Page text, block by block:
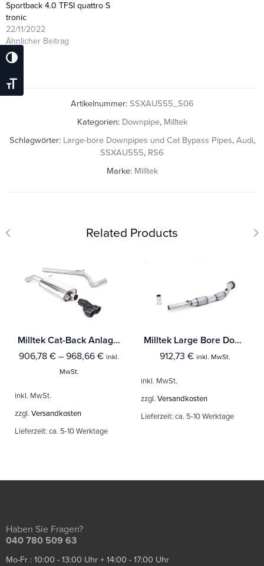
Umschalten Auf Hohe Kontraste
Schrift Vergrößern
Sportback 4.0 TFSI quattro S
tronic
22/11/2022
Ähnlicher Beitrag
Artikelnummer: SSXAU555_506
Kategorien: Downpipe, Milltek
Schlagwörter: Large-bore Downpipes und Cat Bypass Pipes, Audi,
SSXAU555, RS6
Marke: Milltek
Related Products
Milltek Cat-Back Anlage Audi A1 1.4 TFSI S line 150PS ACT
906,78 € – 968,66 € inkl.
MwSt.
inkl. MwSt.
zzgl. Versandkosten
Lieferzeit: ca. 5-10 Werktage
Milltek Large Bore Downpipe und Hi-Flow Sports Cat Audi A3 1.8T 2WD 3 & 5-Türer
912,73 € inkl. MwSt.
inkl. MwSt.
zzgl. Versandkosten
Lieferzeit: ca. 5-10 Werktage
Haben Sie Fragen?
040 780 509 63
Mo-Fr : 10:00 - 13:00 Uhr + 14:00 - 17:00 Uhr